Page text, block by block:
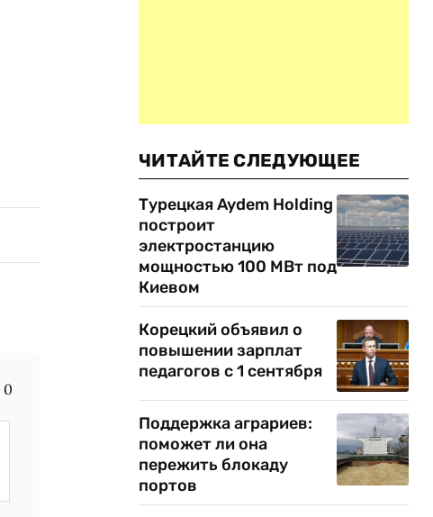
0
ЧИТАЙТЕ СЛЕДУЮЩЕЕ
Турецкая Aydem Holding
построит
электростанцию
мощностью 100 МВт под
Киевом
Корецкий объявил о
повышении зарплат
педагогов с 1 сентября
Поддержка аграриев:
поможет ли она
пережить блокаду
портов